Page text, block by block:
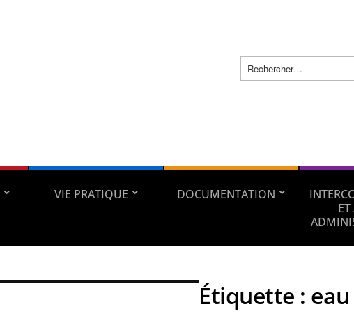
VIE PRATIQUE DOCUMENTATION
ET
Étiquette :